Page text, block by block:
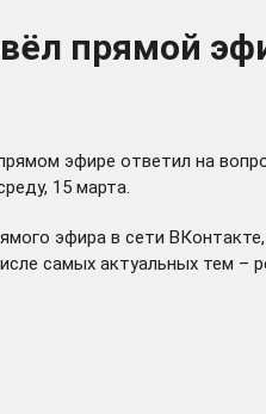
прямой
эфире ответил на
15 марта.
эфира в сети
самых актуальных тем